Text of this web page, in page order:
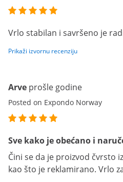
Vrlo stabilan i savršeno je
Prikaži izvornu recenziju
Arve prošle godine
Posted on Expondo Norway
Sve kako je obećano i
Čini se da je proizvod čvrsto
kao što je reklamirano. Vrlo